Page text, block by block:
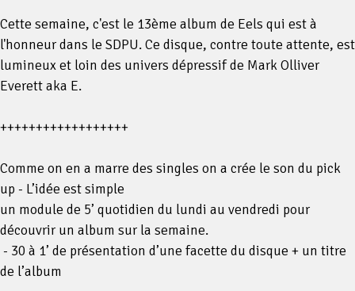
Cette semaine, c'est le 13ème album de Eels qui est à
l'honneur dans le SDPU. Ce disque, contre toute attente, est
lumineux et loin des univers dépressif de Mark Olliver
Everett aka E.
++++++++++++++++++
Comme on en a marre des singles on a crée le son du pick
up - L’idée est simple
un module de 5’ quotidien du lundi au vendredi pour
découvrir un album sur la semaine.
- 30 à 1’ de présentation d’une facette du disque + un titre
de l’album